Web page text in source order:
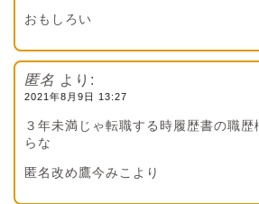
おもしろい
匿名 より:
2021年8月9日 13:27
３年未満じゃ転職する時履歴書の職
らな
匿名改め鷹今みこより